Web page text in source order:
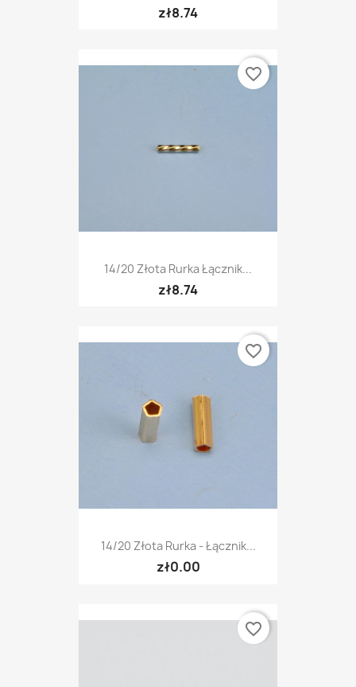
zł8.74
14/20 Złota Rurka Łącznik...
zł8.74
favorite_border
14/20 Złota Rurka - Łącznik...
zł0.00
favorite_border
favorite_border